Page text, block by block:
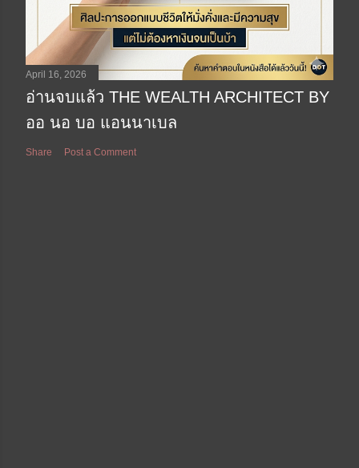
April 16, 2026
อ่านจบแล้ว THE WEALTH ARCHITECT BY
ออ นอ บอ แอนนาเบล
Share Post a Comment